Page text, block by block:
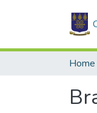
Home